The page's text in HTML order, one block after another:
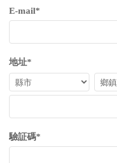
E-mail*
地址*
驗証碼*